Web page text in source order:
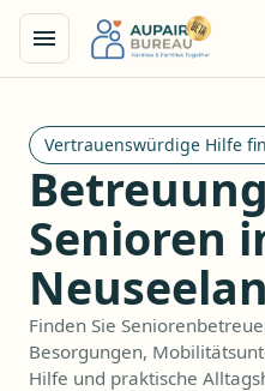
Vertrauenswürdige Hilfe
Senioren
Finden Sie
Besorgungen,
Hilfe und praktische